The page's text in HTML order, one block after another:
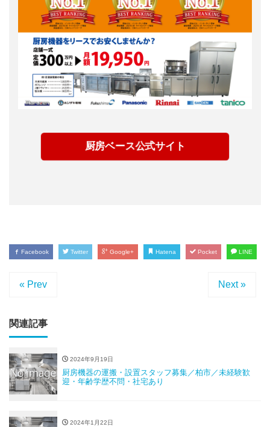
厨房ベース公式サイト
Facebook Twitter Google+ Hatena Pocket LINE
« Prev Next »
関連記事
2024年9月19日
厨房機器の運搬・設置スタッフ募集／柏市／未経験歓
迎・年齢学歴不問・社宅あり
2024年1月22日